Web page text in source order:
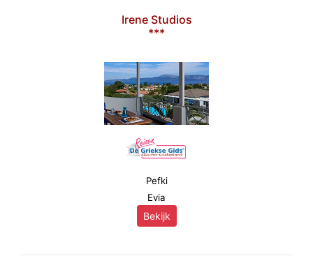
Irene Studios
***
Pefki
Evia
Bekijk